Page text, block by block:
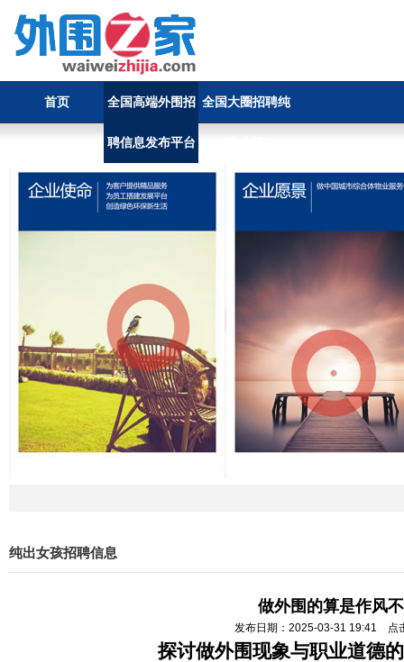
首页 全国高端外围招
聘信息发布平台
全国大圈招聘纯
纯出女孩招聘信息
做外围的算是作风
发布日期：2025-03-31 19:41 点
探讨做外围现象与职业道德